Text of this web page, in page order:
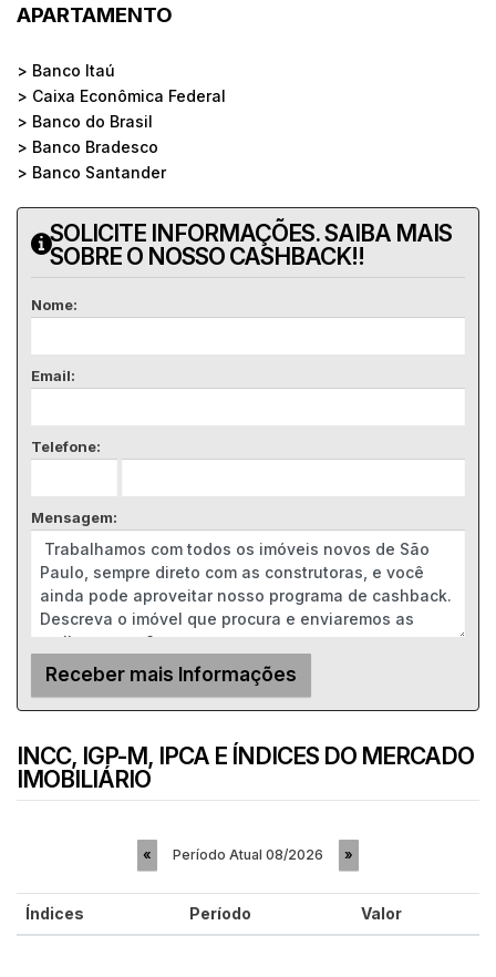
APARTAMENTO
> Banco Itaú
> Caixa Econômica Federal
> Banco do Brasil
> Banco Bradesco
> Banco Santander
SOLICITE INFORMAÇÕES. SAIBA MAIS
SOBRE O NOSSO CASHBACK!!
Nome:
Email:
Telefone:
Mensagem:
INCC, IGP-M, IPCA E ÍNDICES DO MERCADO
IMOBILIÁRIO
« Período Atual 08/2026 »
Índices Período Valor